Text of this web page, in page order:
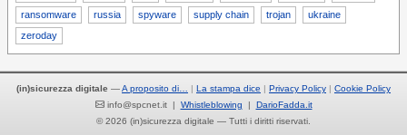
ransomware
russia spyware supply chain trojan
ukraine
zeroday
(in)sicurezza digitale —A proposito di… La stampa dice Privacy Policy
Cookie Policy
info@spcnet.it | Whistleblowing | DarioFadda.it
© 2026 (in)sicurezza digitale — Tutti i diritti riservati.